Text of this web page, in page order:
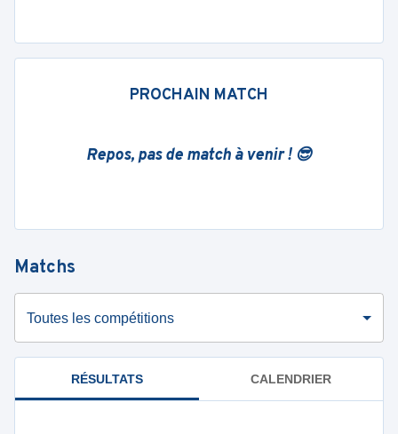
PROCHAIN MATCH
Repos, pas de match à venir ! 😎
Matchs
Toutes les compétitions
RÉSULTATS CALENDRIER